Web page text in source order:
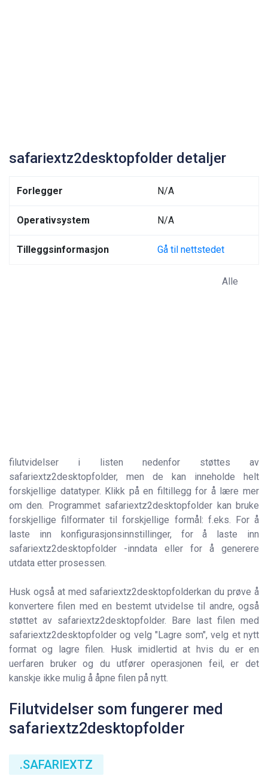
safariextz2desktopfolder detaljer
Forlegger N/A
Operativsystem N/A
Tilleggsinformasjon Gå til nettstedet
Alle
filutvidelser i listen nedenfor støttes av
safariextz2desktopfolder, men de kan inneholde helt
forskjellige datatyper. Klikk på en filtillegg for å lære mer
om den. Programmet safariextz2desktopfolder kan bruke
forskjellige filformater til forskjellige formål: f.eks. For å
laste inn konfigurasjonsinnstillinger, for å laste inn
safariextz2desktopfolder -inndata eller for å generere
utdata etter prosessen.
Husk også at med safariextz2desktopfolderkan du prøve å
konvertere filen med en bestemt utvidelse til andre, også
støttet av safariextz2desktopfolder. Bare last filen med
safariextz2desktopfolder og velg "Lagre som", velg et nytt
format og lagre filen. Husk imidlertid at hvis du er en
uerfaren bruker og du utfører operasjonen feil, er det
kanskje ikke mulig å åpne filen på nytt.
Filutvidelser som fungerer med
safariextz2desktopfolder
.SAFARIEXTZ